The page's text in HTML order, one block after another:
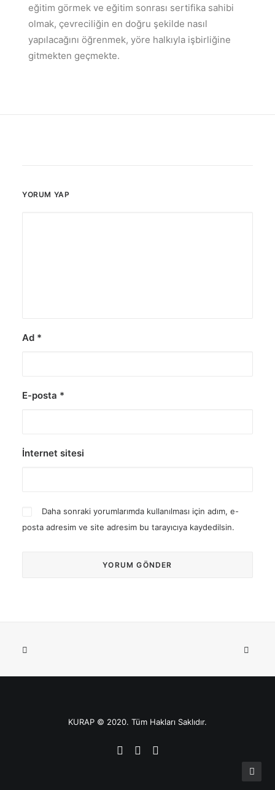
eğitim görmek ve eğitim sonrası sertifika sahibi
olmak, çevreciliğin en doğru şekilde nasıl
yapılacağını öğrenmek, yöre halkıyla işbirliğine
gitmekten geçmekte.
YORUM YAP
Ad *
E-posta *
İnternet sitesi
Daha sonraki yorumlarımda kullanılması için adım, e-
posta adresim ve site adresim bu tarayıcıya kaydedilsin.
KURAP © 2020. Tüm Hakları Saklıdır.